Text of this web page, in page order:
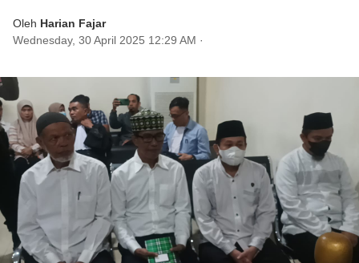
Oleh Harian Fajar
Wednesday, 30 April 2025 12:29 AM ·